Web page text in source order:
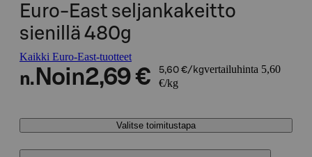
Euro-East seljankakeitto
sienillä 480g
Kaikki Euro-East-tuotteet
n. Noin2,69 € 5,60 €/kgvertailuhinta 5,60
€/kg
Valitse toimitustapa